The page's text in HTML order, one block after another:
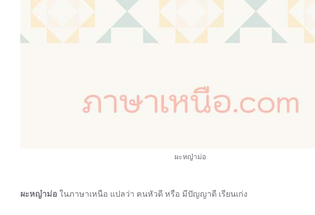
ผะหญ๋าม่อ
ผะหญ๋าม่อ ในภาษาเหนือ แปลว่า คนหัวดี หรือ มีปัญญาดี เรียนเก่ง